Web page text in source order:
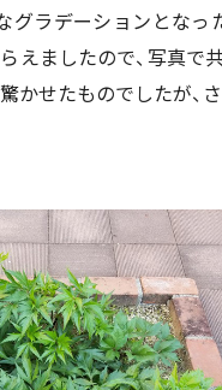
グラデーションとなっ
えましたので、写真で
かせたものでしたが、